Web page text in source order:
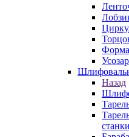
Назад
станки